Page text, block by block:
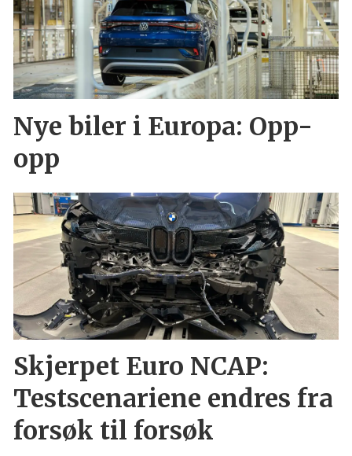
Nye biler i Europa: Opp-
opp
Skjerpet Euro NCAP:
Testscenariene endres fra
forsøk til forsøk